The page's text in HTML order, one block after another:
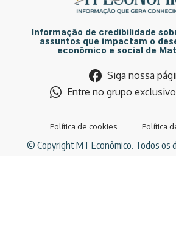
Informação de credibilidade
assuntos que impactam o
econômico e social de
Siga nossa
Entre no grupo
Política de cookies Política
© Copyright MT Econômico. Todos os